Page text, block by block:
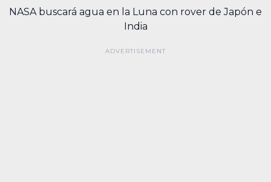
NASA buscará agua en la Luna con rover de Japón e
India